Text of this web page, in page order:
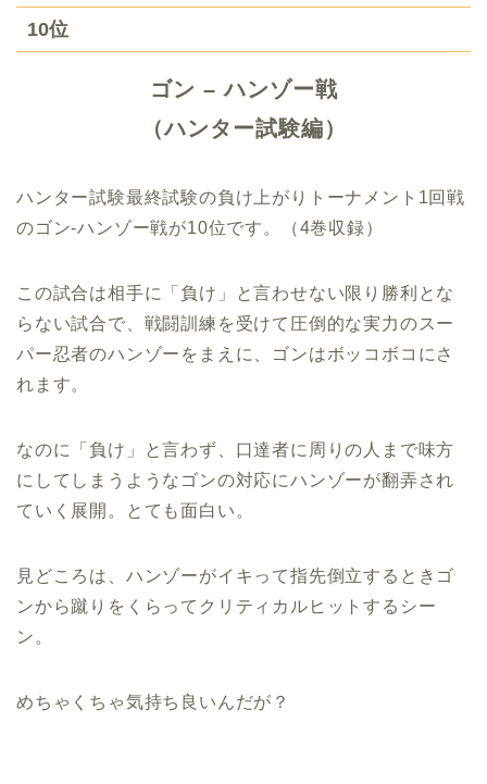
10位
ゴン – ハンゾー戦
（ハンター試験編）
ハンター試験最終試験の負け上がりトーナメント1回戦
のゴン-ハンゾー戦が10位です。（4巻収録）
この試合は相手に「負け」と言わせない限り勝利とな
らない試合で、戦闘訓練を受けて圧倒的な実力のスー
パー忍者のハンゾーをまえに、ゴンはボッコボコにさ
れます。
なのに「負け」と言わず、口達者に周りの人まで味方
にしてしまうようなゴンの対応にハンゾーが翻弄され
ていく展開。とても面白い。
見どころは、ハンゾーがイキって指先倒立するときゴ
ンから蹴りをくらってクリティカルヒットするシー
ン。
めちゃくちゃ気持ち良いんだが？